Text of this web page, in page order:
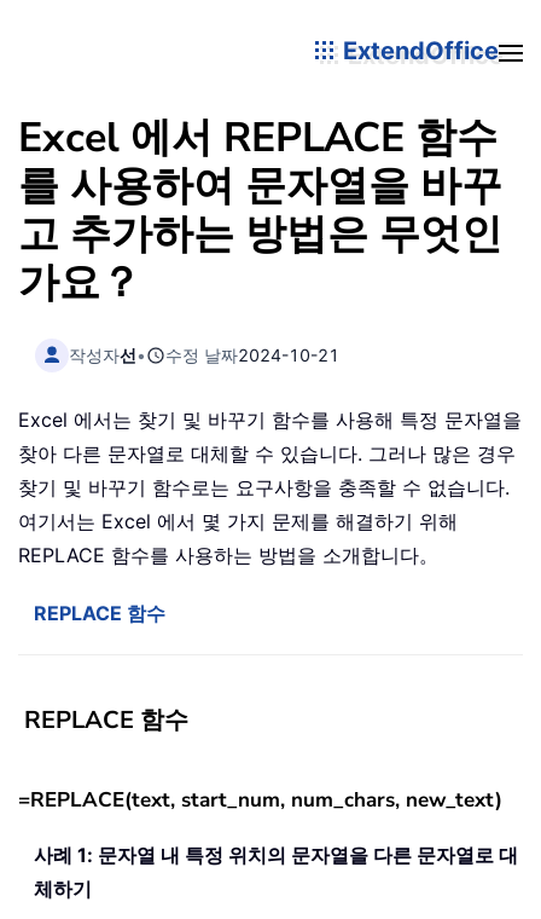
ExtendOffice
Excel 에서 REPLACE 함수
를 사용하여 문자열을 바꾸
고 추가하는 방법은 무엇인
가요？
작성자선• 수정 날짜2024-10-21
Excel 에서는 찾기 및 바꾸기 함수를 사용해 특정 문자열을
찾아 다른 문자열로 대체할 수 있습니다. 그러나 많은 경우
찾기 및 바꾸기 함수로는 요구사항을 충족할 수 없습니다.
여기서는 Excel 에서 몇 가지 문제를 해결하기 위해
REPLACE 함수를 사용하는 방법을 소개합니다。
REPLACE 함수
REPLACE 함수
=REPLACE(text, start_num, num_chars, new_text)
사례 1: 문자열 내 특정 위치의 문자열을 다른 문자열로 대
체하기